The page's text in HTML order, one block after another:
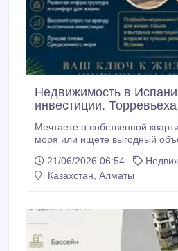
Недвижимость в
инвестиции.
Мечтаете о собственной
моря или ищете выгодный
недвижимости в одном из
регионов Испании —
комфортный отдых круглый год, но и
сохранить и приумножить
21/06/2026 06:54
Казахстан, Алматы